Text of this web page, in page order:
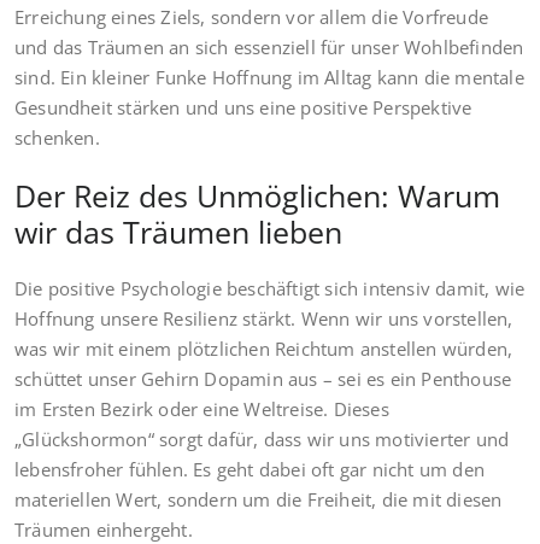
Erreichung eines Ziels, sondern vor allem die Vorfreude
und das Träumen an sich essenziell für unser Wohlbefinden
sind. Ein kleiner Funke Hoffnung im Alltag kann die mentale
Gesundheit stärken und uns eine positive Perspektive
schenken.
Der Reiz des Unmöglichen: Warum
wir das Träumen lieben
Die positive Psychologie beschäftigt sich intensiv damit, wie
Hoffnung unsere Resilienz stärkt. Wenn wir uns vorstellen,
was wir mit einem plötzlichen Reichtum anstellen würden,
schüttet unser Gehirn Dopamin aus – sei es ein Penthouse
im Ersten Bezirk oder eine Weltreise. Dieses
„Glückshormon“ sorgt dafür, dass wir uns motivierter und
lebensfroher fühlen. Es geht dabei oft gar nicht um den
materiellen Wert, sondern um die Freiheit, die mit diesen
Träumen einhergeht.